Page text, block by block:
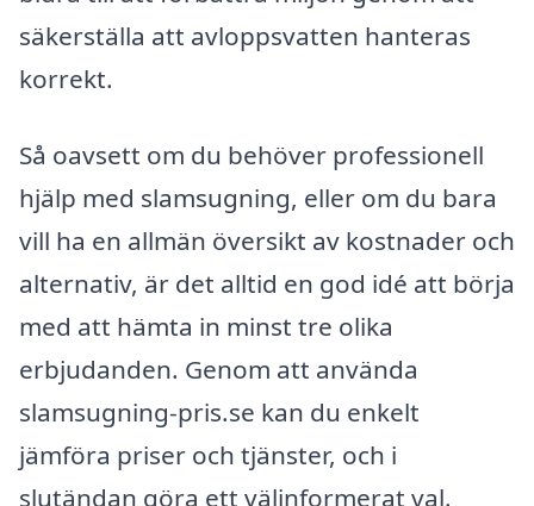
säkerställa att avloppsvatten hanteras
korrekt.
Så oavsett om du behöver professionell
hjälp med slamsugning, eller om du bara
vill ha en allmän översikt av kostnader och
alternativ, är det alltid en god idé att börja
med att hämta in minst tre olika
erbjudanden. Genom att använda
slamsugning-pris.se kan du enkelt
jämföra priser och tjänster, och i
slutändan göra ett välinformerat val.